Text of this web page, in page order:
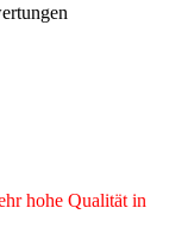
hohe Qualität in